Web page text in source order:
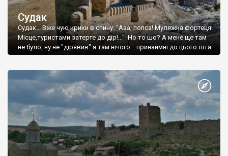
Судак
Судак... Вже чую крики в спину: "Ааа, попса! Муляжна фортеця!
Місце,туристами затерте до дір!..." Но то шо? А мене ще там
не було, ну не "дірявив" я там нічого... принаймні до цього літа.